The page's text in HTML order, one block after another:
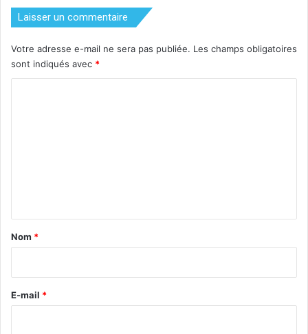
Laisser un commentaire
Votre adresse e-mail ne sera pas publiée. Les champs obligatoires
sont indiqués avec *
a
e
Nom *
E-mail *